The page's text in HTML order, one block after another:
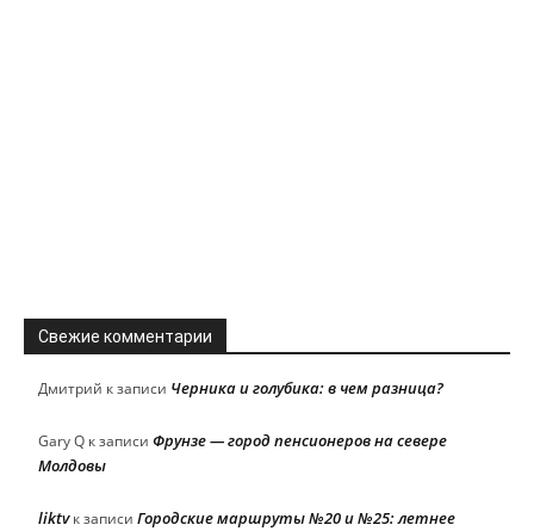
Свежие комментарии
Дмитрий к записи Черника и голубика: в чем разница?
Gary Q к записи Фрунзе — город пенсионеров на севере
Молдовы
liktvк записи Городские маршруты №20 и №25: летнее